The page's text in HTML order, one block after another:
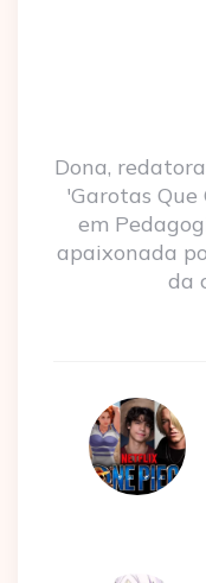
Dona,
'Garotas
em
apaixonada
da